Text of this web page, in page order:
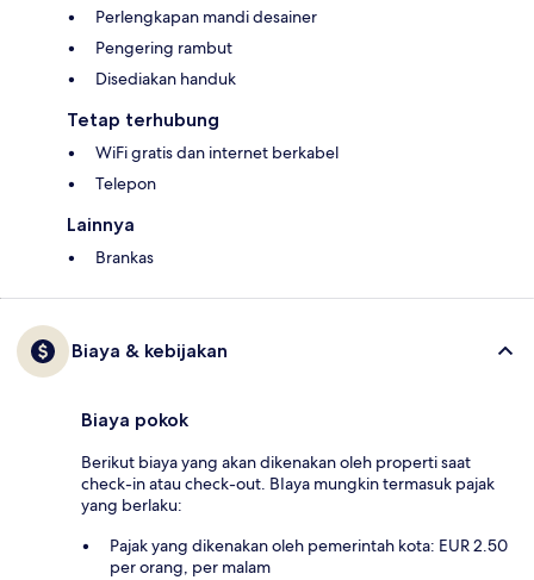
Perlengkapan mandi desainer
Pengering rambut
Disediakan handuk
Tetap terhubung
WiFi gratis dan internet berkabel
Telepon
Lainnya
Brankas
Biaya & kebijakan
Biaya pokok
Berikut biaya yang akan dikenakan oleh properti saat
check-in atau check-out. BIaya mungkin termasuk pajak
yang berlaku:
Pajak yang dikenakan oleh pemerintah kota: EUR 2.50
per orang, per malam